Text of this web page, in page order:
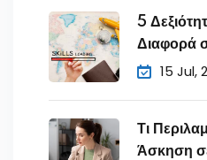
5
Διαφορά
15 Jul,
Τι
Άσκηση